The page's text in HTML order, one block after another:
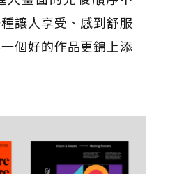
讓人享受、感到舒服
個好的作品更錦上添